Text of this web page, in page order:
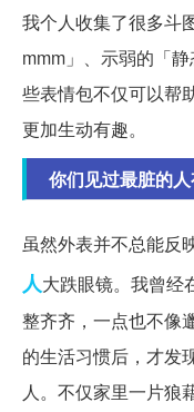
我个人收集了很多斗
mmm」、示弱的「
些表情包不仅可以帮
更加生动有趣。
你们见过最脏的
虽然外表并不总能反
人大跌眼镜。我曾经
整齐齐，一点也不像
的生活习惯后，才发
人。不仅家里一片狼